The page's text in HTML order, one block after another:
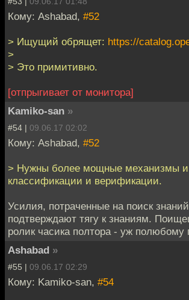
Кому: Ashabad, #52
> Ищущий обрящет: https://
>
> Это примитивно.
[отпрыгивает от монитора]
Kamiko-san »
#54 | 09.06.17 02:02
Кому: Ashabad, #52
> Нужны более мощные механизмы и
классификации и верификации.
Усилия, потраченные на поиск
подтверждают тягу к знаниям.
ролик часика полтора - уж
Ashabad »
#55 | 09.06.17 02:29
Кому: Kamiko-san, #54